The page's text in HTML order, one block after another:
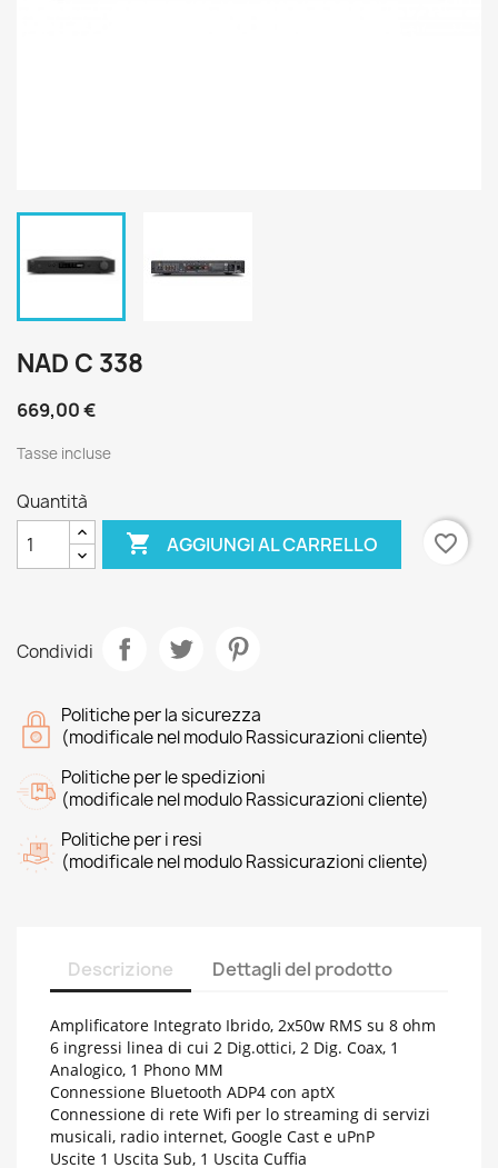
NAD C 338
669,00 €
Tasse incluse
Quantità
 AGGIUNGI AL CARRELLO favorite_border
Condividi
Politiche per la sicurezza
(modificale nel modulo Rassicurazioni cliente)
Politiche per le spedizioni
(modificale nel modulo Rassicurazioni cliente)
Politiche per i resi
(modificale nel modulo Rassicurazioni cliente)
Descrizione Dettagli del prodotto
Amplificatore Integrato Ibrido, 2x50w RMS su 8 ohm
6 ingressi linea di cui 2 Dig.ottici, 2 Dig. Coax, 1
Analogico, 1 Phono MM
Connessione Bluetooth ADP4 con aptX
Connessione di rete Wifi per lo streaming di servizi
musicali, radio internet, Google Cast e uPnP
Uscite 1 Uscita Sub, 1 Uscita Cuffia